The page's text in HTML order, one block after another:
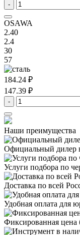
-
OSAWA
2.40
2.4
30
57
184.24 ₽
147.39 ₽
-
Наши преимущества
Официальный дилер
Услуги подбора по
Доставка по всей
Удобная оплата для
Фиксированная цена